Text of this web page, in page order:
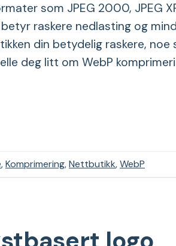
som JPEG 2000, JPEG
betyr raskere nedlasting og
din betydelig raskere, noe
deg litt om WebP
,Komprimering,Nettbutikk,WebP